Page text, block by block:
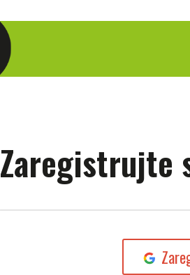
Zaregistrujte